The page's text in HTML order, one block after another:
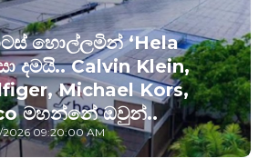
හොල්ලමින් ‘Hela
දමයි.. Calvin Klein,
Michael Kors,
මහන්නේ ඔවුන්..
09:20:00 AM